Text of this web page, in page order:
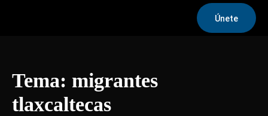
Únete
Tema: migrantes
tlaxcaltecas